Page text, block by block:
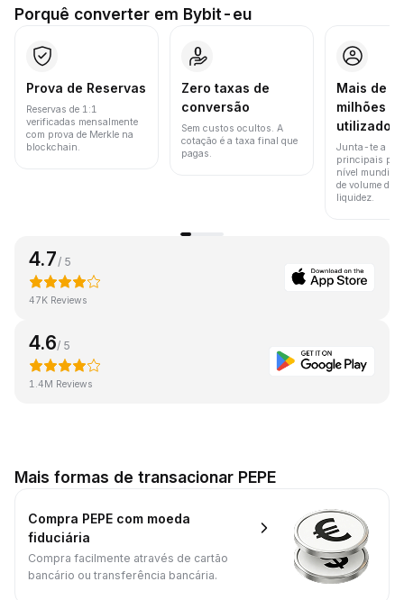
Porquê converter em Bybit-eu
Prova de Reservas
Reservas de 1:1
verificadas mensalmente
com prova de Merkle na
blockchain.
Zero taxas de
conversão
Sem custos ocultos. A
cotação é a taxa final que
pagas.
Mais de
milhões
Junta-te a
principais
nível mundial
de volume de
liquidez.
4.7 / 5
47K Reviews
4.6/ 5
1.4M Reviews
Mais formas de transacionar PEPE
Compra PEPE com moeda
fiduciária
Compra facilmente através de cartão
bancário ou transferência bancária.